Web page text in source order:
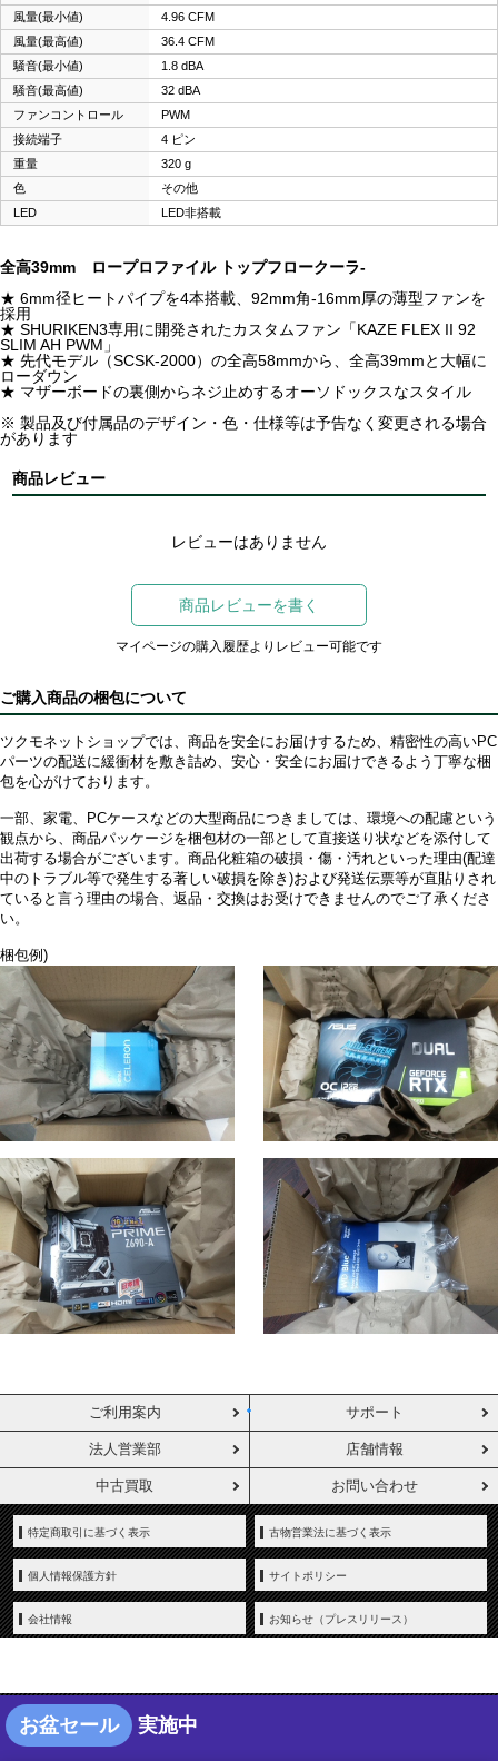
風量(最小値)
4.96 CFM
風量(最高値)
36.4 CFM
騒音(最小値)
1.8 dBA
騒音(最高値)
32 dBA
ファンコントロール
PWM
接続端子
4 ピン
重量
320 g
色
その他
LED
LED非搭載
全高39mm ロープロファイル トップフロークーラ-
★ 6mm径ヒートパイプを4本搭載、92mm角-16mm厚の薄型ファンを
採用
★ SHURIKEN3専用に開発されたカスタムファン「KAZE FLEX II 92
SLIM AH PWM」
★ 先代モデル（SCSK-2000）の全高58mmから、全高39mmと大幅に
ローダウン
★ マザーボードの裏側からネジ止めするオーソドックスなスタイル
※ 製品及び付属品のデザイン・色・仕様等は予告なく変更される場合
があります
商品レビュー
レビューはありません
商品レビューを書く
マイページの購入履歴よりレビュー可能です
ご購入商品の梱包について
ツクモネットショップでは、商品を安全にお届けするため、精密性の高いPC
パーツの配送に緩衝材を敷き詰め、安心・安全にお届けできるよう丁寧な梱
包を心がけております。
一部、家電、PCケースなどの大型商品につきましては、環境への配慮という
観点から、商品パッケージを梱包材の一部として直接送り状などを添付して
出荷する場合がございます。商品化粧箱の破損・傷・汚れといった理由(配達
中のトラブル等で発生する著しい破損を除き)および発送伝票等が直貼りされ
ていると言う理由の場合、返品・交換はお受けできませんのでご了承くださ
い。
梱包例)
ご利用案内 サポート
法人営業部 店舗情報
中古買取 お問い合わせ
特定商取引に基づく表示 古物営業法に基づく表示
個人情報保護方針 サイトポリシー
会社情報 お知らせ（プレスリリース）
Copyright © YAMADA-DENKI Co., Ltd. All rights reserved.
お盆セール 実施中